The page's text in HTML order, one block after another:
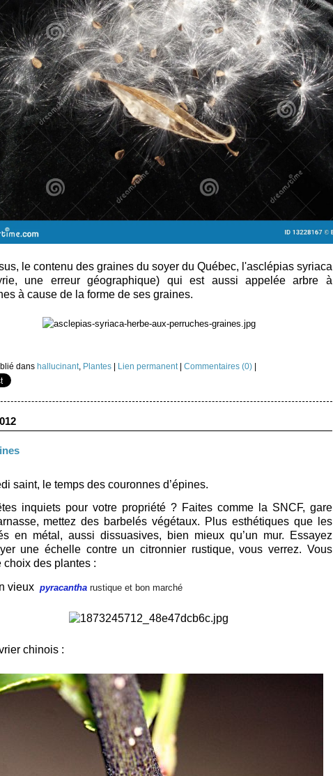
le contenu des graines du soyer du Québec, l'asclépias syriaca
une erreur géographique) qui est aussi appelée arbre à
à cause de la forme de ses graines.
dans hallucinant, Plantes| Lien permanent| Commentaires (0)|
saint, le temps des couronnes d’épines.
inquiets pour votre propriété ? Faites comme la SNCF, gare
mettez des barbelés végétaux. Plus esthétiques que les
en métal, aussi dissuasives, bien mieux qu’un mur. Essayez
une échelle contre un citronnier rustique, vous verrez. Vous
choix des plantes :
vieux pyracantharustique et bon marché
chinois :